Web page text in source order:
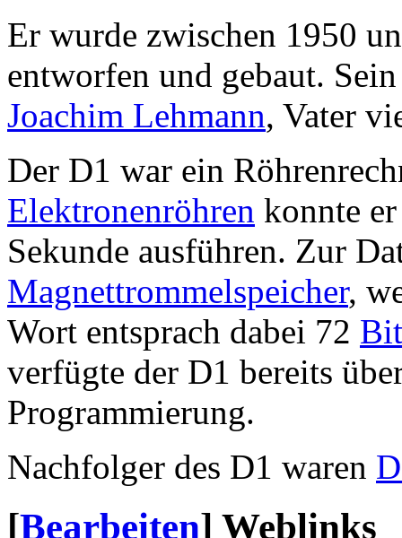
Er wurde zwischen 1950
entworfen und gebaut.
Joachim Lehmann, Vater
Der D1 war ein
Elektronenröhren konnte
Sekunde ausführen. Zur
Magnettrommelspeicher,
Wort entsprach dabei 72 Bit
verfügte der D1 bereits
Programmierung.
Nachfolger des D1 waren
[Bearbeiten] Weblinks